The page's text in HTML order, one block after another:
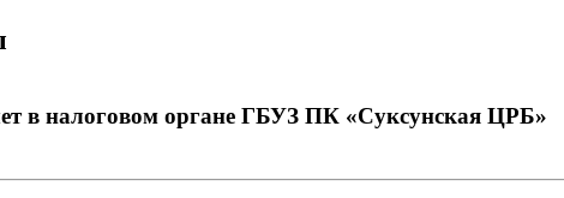
в налоговом органе ГБУЗ ПК «Суксунская ЦРБ»